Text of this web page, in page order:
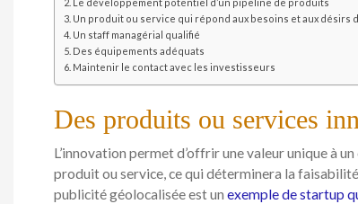
Le développement potentiel d’un pipeline de produits
Un produit ou service qui répond aux besoins et aux désirs
Un staff managérial qualifié
Des équipements adéquats
Maintenir le contact avec les investisseurs
Des produits ou services
L’innovation permet d’offrir une valeur unique à
produit ou service, ce qui déterminera la
publicité géolocalisée est un exemple de startup